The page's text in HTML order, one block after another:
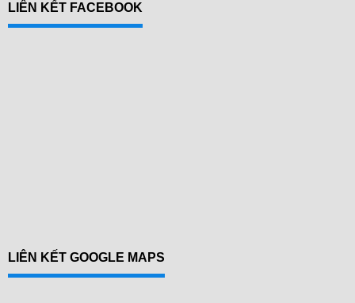
LIÊN KẾT FACEBOOK
LIÊN KẾT GOOGLE MAPS